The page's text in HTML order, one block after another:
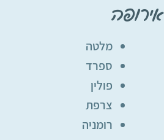
אירופה
מלטה
ספרד
פולין
צרפת
רומניה